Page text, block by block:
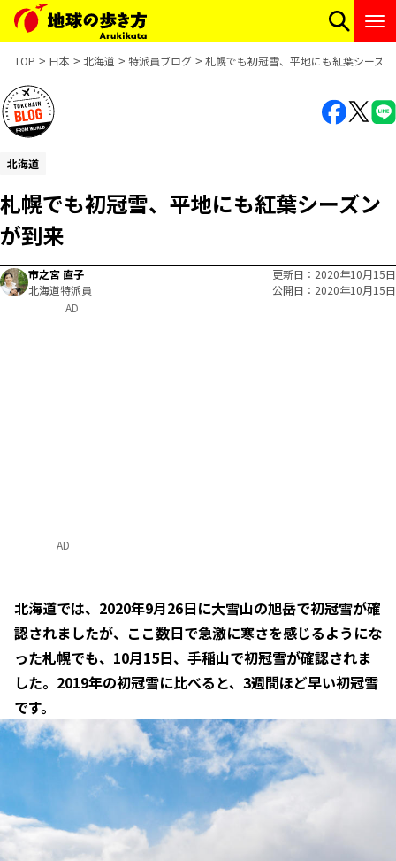
TOP 日本 北海道 特派員ブログ 札幌でも初冠雪、平地にも紅葉シーズ
北海道
札幌でも初冠雪、平地にも紅葉シーズン
が到来
市之宮 直子
北海道特派員
更新日
2020年10月15日
公開日
2020年10月15日
AD
北海道では、2020年9月26日に大雪山の旭岳で初冠雪が確
認されましたが、ここ数日で急激に寒さを感じるようにな
った札幌でも、10月15日、手稲山で初冠雪が確認されま
した。2019年の初冠雪に比べると、3週間ほど早い初冠雪
です。
AD